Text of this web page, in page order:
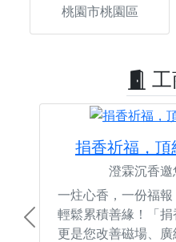
桃園市桃園區
捐香祈福，
澄霖沉香
一炷心香，一份福
輕鬆累積善緣！「捐
更是您改善磁場、
Previous